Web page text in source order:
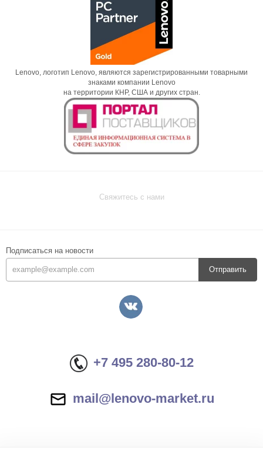
Lenovo, логотип Lenovo, являются зарегистрированными товарными
знаками компании Lenovo
на территории КНР, США и других стран.
Свяжитесь с нами
Подписаться на новости
Отправить
+7 495 280-80-12
mail@lenovo-market.ru